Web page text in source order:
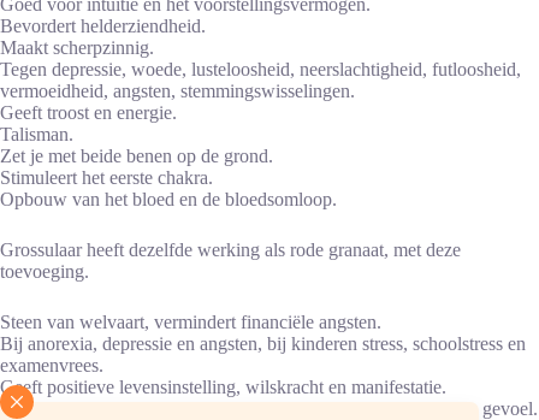
Bevordert helderziendheid.
Maakt scherpzinnig.
Tegen depressie, woede, lusteloosheid, neerslachtigheid, futloosheid,
vermoeidheid, angsten, stemmingswisselingen.
Geeft troost en energie.
Talisman.
Zet je met beide benen op de grond.
Stimuleert het eerste chakra.
Opbouw van het bloed en de bloedsomloop.
Grossulaar heeft dezelfde werking als rode granaat, met deze
toevoeging.
Steen van welvaart, vermindert financiële angsten.
Bij anorexia, depressie en angsten, bij kinderen stress, schoolstress en
examenvrees.
Geeft positieve levensinstelling, wilskracht en manifestatie.
Verbindt energie van hartchakra en je intuïtie, balans in ratio en gevoel.